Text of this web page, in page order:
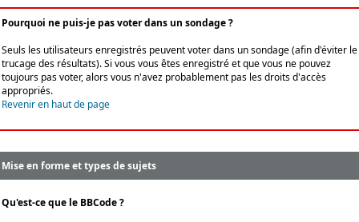
Pourquoi ne puis-je pas voter dans un sondage ?
Seuls les utilisateurs enregistrés peuvent voter dans un sondage (afin d'éviter le
trucage des résultats). Si vous vous êtes enregistré et que vous ne pouvez
toujours pas voter, alors vous n'avez probablement pas les droits d'accès
appropriés.
Revenir en haut de page
Mise en forme et types de sujets
Qu'est-ce que le BBCode ?